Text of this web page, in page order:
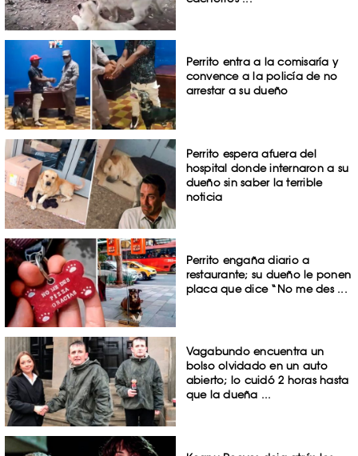
Perrito entra a la comisaría y
convence a la policía de no
arrestar a su dueño
Perrito espera afuera del
hospital donde internaron a su
dueño sin saber la terrible
noticia
Perrito engaña diario a
restaurante; su dueño le ponen
placa que dice “No me des ...
Vagabundo encuentra un
bolso olvidado en un auto
abierto; lo cuidó 2 horas hasta
que la dueña ...